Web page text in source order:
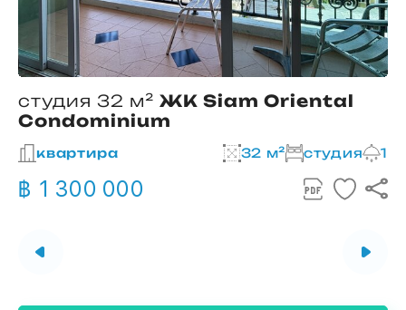
студия 32 м² ЖК Siam Oriental
Condominium
квартира 32 м² студия 1
฿ 1 300 000